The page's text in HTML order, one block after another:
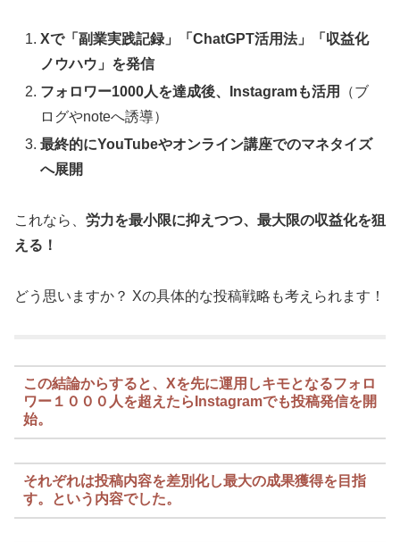
Xで「副業実践記録」「ChatGPT活用法」「収益化
ノウハウ」を発信
フォロワー1000人を達成後、Instagramも活用
（ブ
ログやnoteへ誘導）
最終的にYouTubeやオンライン講座でのマネタイズ
へ展開
これなら、 労力を最小限に抑えつつ、最大限の収益化を狙
える！
どう思いますか？ Xの具体的な投稿戦略も考えられます！
この結論からすると、Xを先に運用しキモとなるフォロ
ワー１０００人を超えたらInstagramでも投稿発信を開
始。
それぞれは投稿内容を差別化し最大の成果獲得を目指
す。という内容でした。